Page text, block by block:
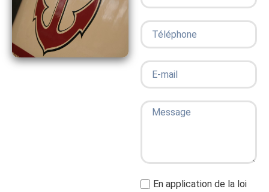
En application de la loi